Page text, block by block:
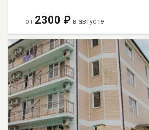
от 2300 ₽ в августе